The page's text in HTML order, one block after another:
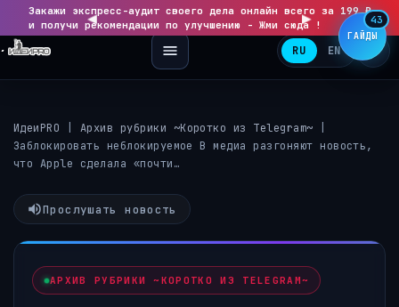
◀
Закажи экспресс-аудит своего дела онлайн всего за 199 ₽
и получи рекомендации по улучшению - Жми сюда !
▶
RU EN
ИдеиPRO Архив рубрики ~Коротко из Telegram~
Заблокировать неблокируемое В медиа разгоняют новость,
что Apple сделала «почти…
Прослушать новость
АРХИВ РУБРИКИ ~КОРОТКО ИЗ TELEGRAM~
ГАЙДЫ
43